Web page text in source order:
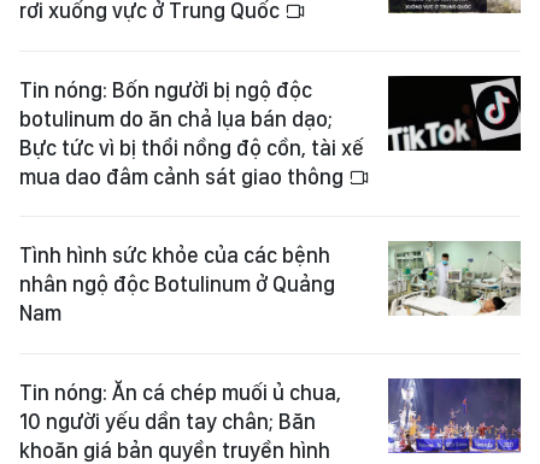
rơi xuống vực ở Trung Quốc
Tin nóng: Bốn người bị ngộ độc
botulinum do ăn chả lụa bán dạo;
Bực tức vì bị thổi nồng độ cồn, tài xế
mua dao đâm cảnh sát giao thông
Tình hình sức khỏe của các bệnh
nhân ngộ độc Botulinum ở Quảng
Nam
Tin nóng: Ăn cá chép muối ủ chua,
10 người yếu dần tay chân; Băn
khoăn giá bản quyền truyền hình